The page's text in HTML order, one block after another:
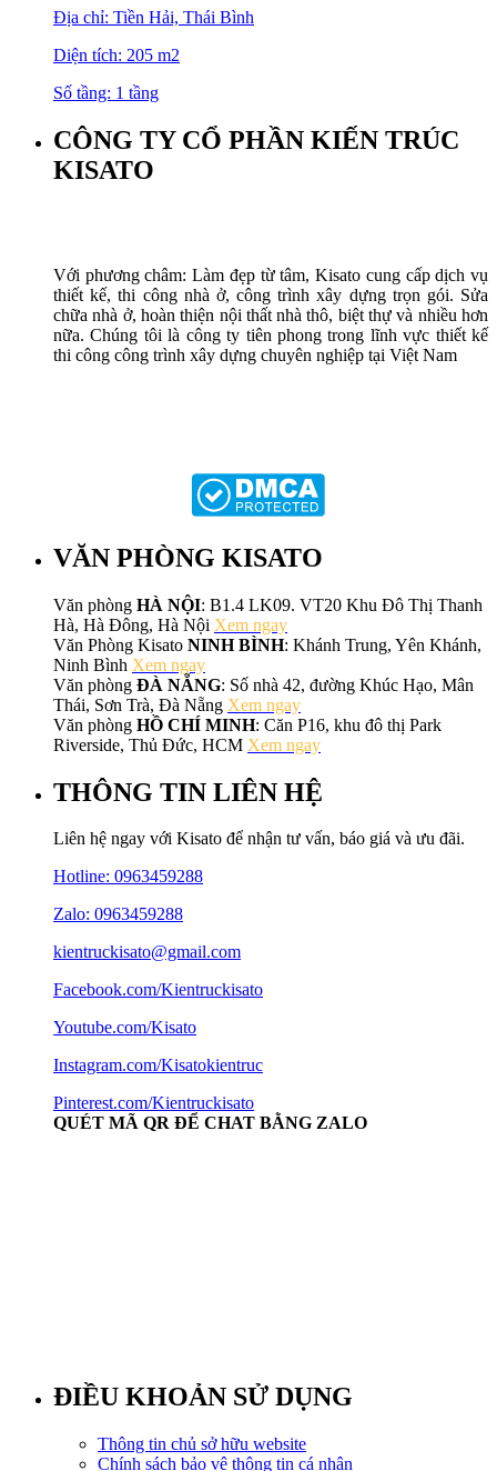
Địa chỉ: Tiền Hải, Thái Bình
Diện tích: 205 m2
Số tầng: 1 tầng
CÔNG TY CỔ PHẦN KIẾN TRÚC
KISATO
Với phương châm: Làm đẹp từ tâm, Kisato cung cấp dịch vụ
thiết kế, thi công nhà ở, công trình xây dựng trọn gói. Sửa
chữa nhà ở, hoàn thiện nội thất nhà thô, biệt thự và nhiều hơn
nữa. Chúng tôi là công ty tiên phong trong lĩnh vực thiết kế
thi công công trình xây dựng chuyên nghiệp tại Việt Nam
VĂN PHÒNG KISATO
Văn phòng HÀ NỘI: B1.4 LK09. VT20 Khu Đô Thị Thanh
Hà, Hà Đông, Hà Nội Xem ngay
Văn Phòng Kisato NINH BÌNH: Khánh Trung, Yên Khánh,
Ninh Bình Xem ngay
Văn phòng ĐÀ NẴNG: Số nhà 42, đường Khúc Hạo, Mân
Thái, Sơn Trà, Đà Nẵng Xem ngay
Văn phòng HỒ CHÍ MINH: Căn P16, khu đô thị Park
Riverside, Thủ Đức, HCM Xem ngay
THÔNG TIN LIÊN HỆ
Liên hệ ngay với Kisato để nhận tư vấn, báo giá và ưu đãi.
Hotline: 0963459288
Zalo: 0963459288
kientruckisato@gmail.com
Facebook.com/Kientruckisato
Youtube.com/Kisato
Instagram.com/Kisatokientruc
Pinterest.com/Kientruckisato
QUÉT MÃ QR ĐỂ CHAT BẰNG ZALO
ĐIỀU KHOẢN SỬ DỤNG
Thông tin chủ sở hữu website
Chính sách bảo vệ thông tin cá nhân